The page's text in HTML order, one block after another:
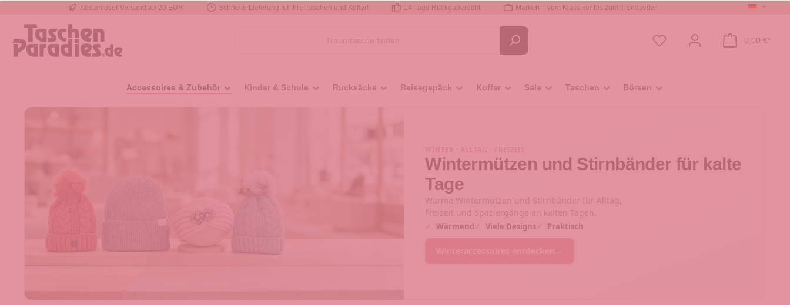
Zur Hauptnavigation springen
Kostenloser Versand ab 20 EUR Schnelle Lieferung für Ihre Taschen und Koffer! 14 Tage Rückgaberecht Marken – vom Klassiker bis zum Trendsetter
0,00 €*
Accessoires & Zubehör Kinder & Schule Rucksäcke Reisegepäck Koffer Sale Taschen Börsen
Wintermützen und Stirnbänder für kalte
Tage
Warme Wintermützen und Stirnbänder für Alltag,
Freizeit und Spaziergänge an kalten Tagen.
Wärmend Viele Designs Praktisch